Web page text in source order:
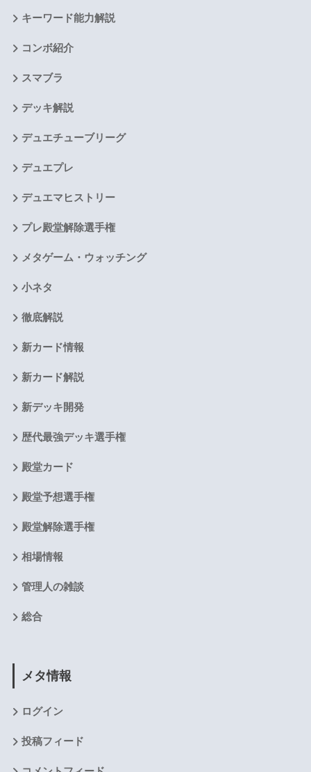
キーワード能力解説
コンボ紹介
スマブラ
デッキ解説
デュエチューブリーグ
デュエプレ
デュエマヒストリー
プレ殿堂解除選手権
メタゲーム・ウォッチング
小ネタ
徹底解説
新カード情報
新カード解説
新デッキ開発
歴代最強デッキ選手権
殿堂カード
殿堂予想選手権
殿堂解除選手権
相場情報
管理人の雑談
総合
メタ情報
ログイン
投稿フィード